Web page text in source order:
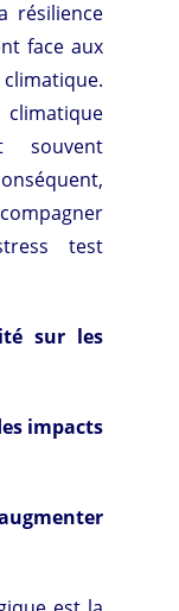
résilience
face aux
souvent
test
sur les
impacts